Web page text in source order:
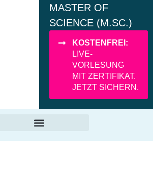
MASTER OF
SCIENCE (M.SC.)
KOSTENFREI:
LIVE-
VORLESUNG
MIT ZERTIFIKAT.
JETZT SICHERN.